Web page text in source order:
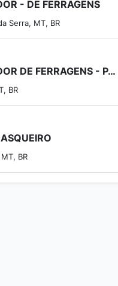
- DE FERRAGENS
Serra, MT, BR
ARMADOR DE FERRAGENS - PARA OBRAS DE CONSTRUÇÃO CIVIL
BR
BR